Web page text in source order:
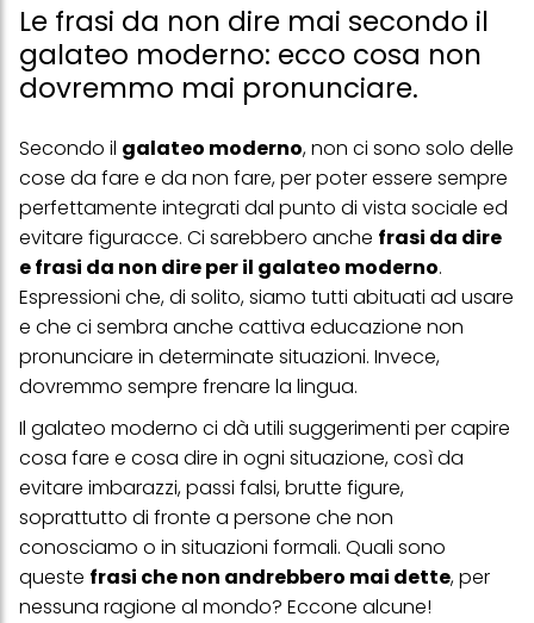
Le frasi da non dire mai secondo il
galateo moderno: ecco cosa non
dovremmo mai pronunciare.
Secondo il galateo moderno, non ci sono solo delle
cose da fare e da non fare, per poter essere sempre
perfettamente integrati dal punto di vista sociale ed
evitare figuracce. Ci sarebbero anche frasi da dire
e frasi da non dire per il galateo moderno.
Espressioni che, di solito, siamo tutti abituati ad usare
e che ci sembra anche cattiva educazione non
pronunciare in determinate situazioni. Invece,
dovremmo sempre frenare la lingua.
Il galateo moderno ci dà utili suggerimenti per capire
cosa fare e cosa dire in ogni situazione, così da
evitare imbarazzi, passi falsi, brutte figure,
soprattutto di fronte a persone che non
conosciamo o in situazioni formali. Quali sono
queste frasi che non andrebbero mai dette, per
nessuna ragione al mondo? Eccone alcune!